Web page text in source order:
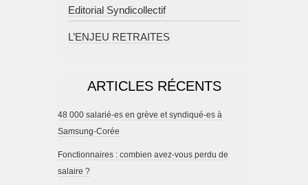
Editorial Syndicollectif
L’ENJEU RETRAITES
ARTICLES RÉCENTS
48 000 salarié-es en grève et syndiqué-es à
Samsung-Corée
Fonctionnaires : combien avez-vous perdu de
salaire ?